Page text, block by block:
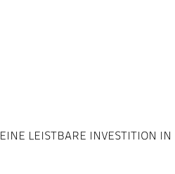
LEISTBARE INVESTITION